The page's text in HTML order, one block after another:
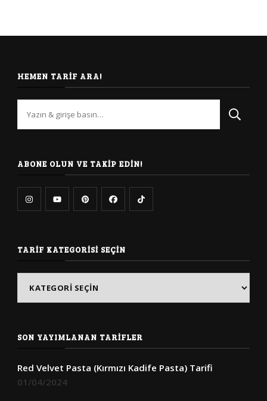
HEMEN TARIF ARA!
arıyorsunuz?
ABONE OLUN VE TAKIP EDIN!
TARIF KATEGORISI SEÇIN
SON YAYIMLANAN TARIFLER
Red Velvet Pasta (Kırmızı Kadife Pasta) Tarifi
01/04/2024